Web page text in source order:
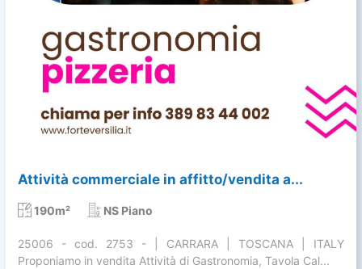
Attività commerciale in affitto/vendita a...
190m² NS Piano
25006 - cod. 2753 - | CARRARA | TOSCANA | ITALY
Proponiamo in vendita Attività di Gastronomia, Tavola Cal...